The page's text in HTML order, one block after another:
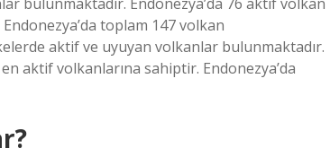
toplam 147 volkan
aktif ve uyuyan volkanlar bulunmaktadır.
aktif volkanlarına sahiptir. Endonezya’da